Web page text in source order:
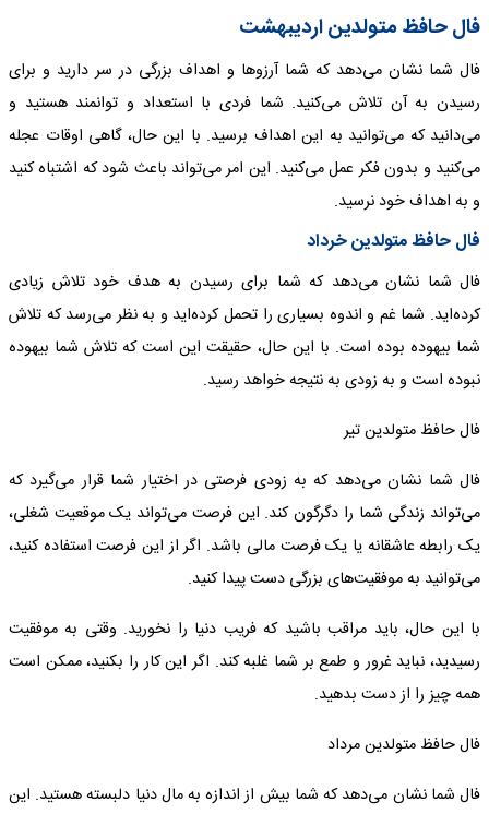
فال حافظ متولدین اردیبهشت
فال شما نشان می‌دهد که شما آرزوها و اهداف بزرگی در سر دارید و برای
رسیدن به آن تلاش می‌کنید. شما فردی با استعداد و توانمند هستید و
می‌دانید که می‌توانید به این اهداف برسید. با این حال، گاهی اوقات عجله
می‌کنید و بدون فکر عمل می‌کنید. این امر می‌تواند باعث شود که اشتباه کنید
و به اهداف خود نرسید.
فال حافظ متولدین خرداد
فال شما نشان می‌دهد که شما برای رسیدن به هدف خود تلاش زیادی
کرده‌اید. شما غم و اندوه بسیاری را تحمل کرده‌اید و به نظر می‌رسد که تلاش
شما بیهوده بوده است. با این حال، حقیقت این است که تلاش شما بیهوده
نبوده است و به زودی به نتیجه خواهد رسید.
فال حافظ متولدین تیر
فال شما نشان می‌دهد که به زودی فرصتی در اختیار شما قرار می‌گیرد که
می‌تواند زندگی شما را دگرگون کند. این فرصت می‌تواند یک موقعیت شغلی،
یک رابطه عاشقانه یا یک فرصت مالی باشد. اگر از این فرصت استفاده کنید،
می‌توانید به موفقیت‌های بزرگی دست پیدا کنید.
با این حال، باید مراقب باشید که فریب دنیا را نخورید. وقتی به موفقیت
رسیدید، نباید غرور و طمع بر شما غلبه کند. اگر این کار را بکنید، ممکن است
همه چیز را از دست بدهید.
فال حافظ متولدین مرداد
فال شما نشان می‌دهد که شما بیش از اندازه به مال دنیا دلبسته هستید. این